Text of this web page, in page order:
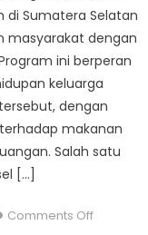
di Sumatera Selatan
masyarakat dengan
ini berperan
keluarga
dengan
makanan
Salah satu
[…]
Comments Offon